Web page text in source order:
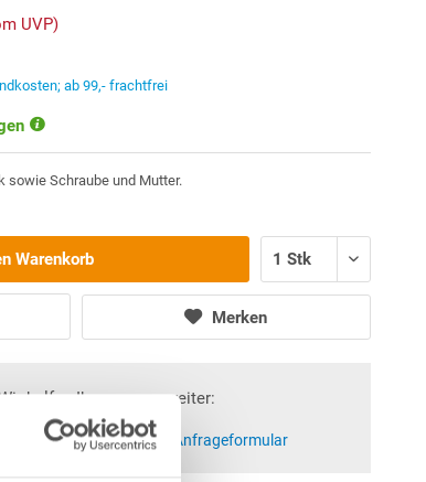
UVP)
ab 99,- frachtfrei
sowie Schraube und Mutter.
Warenkorb
Merken
helfen Ihnen gerne weiter:
Anfrageformular